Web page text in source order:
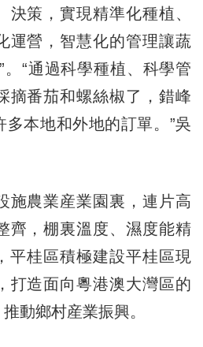
決策，實現精準化種植、
運營，智慧化的管理讓蔬
。“通過科學種植、科學管
摘番茄和螺絲椒了，錯峰
本地和外地的訂單。”吳
農業産業園裏，連片高
齊，棚裏溫度、濕度能精
桂區積極建設平桂區現
打造面向粵港澳大灣區的
動鄉村産業振興。